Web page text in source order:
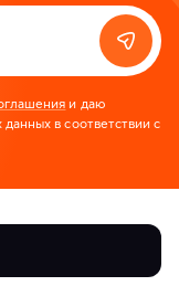
и даю
в соответствии с